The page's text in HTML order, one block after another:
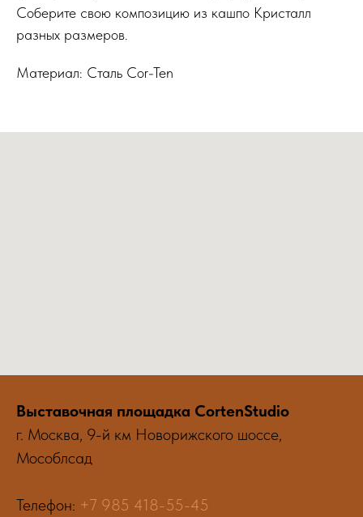
Соберите свою композицию из кашпо Кристалл
разных размеров.
Материал: Сталь Cor-Ten
Выставочная площадка CortenStudio
г. Москва, 9-й км Новорижского шоссе,
Мособлсад
Телефон: +7 985 418-55-45